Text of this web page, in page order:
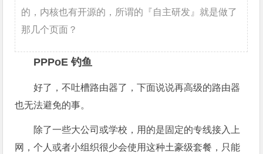
的，内核也有开源的，所谓的『自主研发』就是做了
那几个页面？
PPPoE 钓鱼
好了，不吐槽路由器了，下面说说再高级的路由器
也无法避免的事。
除了一些大公司或学校，用的是固定的专线接入上
网，个人或者小组织很少会使用这种土豪级套餐，只能